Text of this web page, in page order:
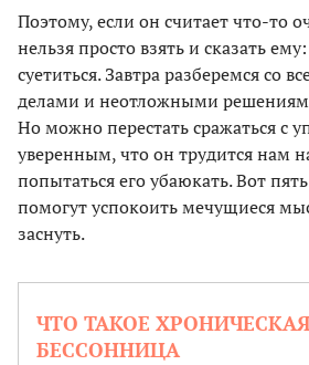
Поэтому, если он считает что-то
нельзя просто взять и сказать
суетиться. Завтра разберемся со
делами и неотложными
Но можно перестать сражаться с
уверенным, что он трудится нам
попытаться его убаюкать. Вот
помогут успокоить мечущиеся
заснуть.
ЧТО ТАКОЕ ХРОНИЧЕСКАЯ
БЕССОННИЦА